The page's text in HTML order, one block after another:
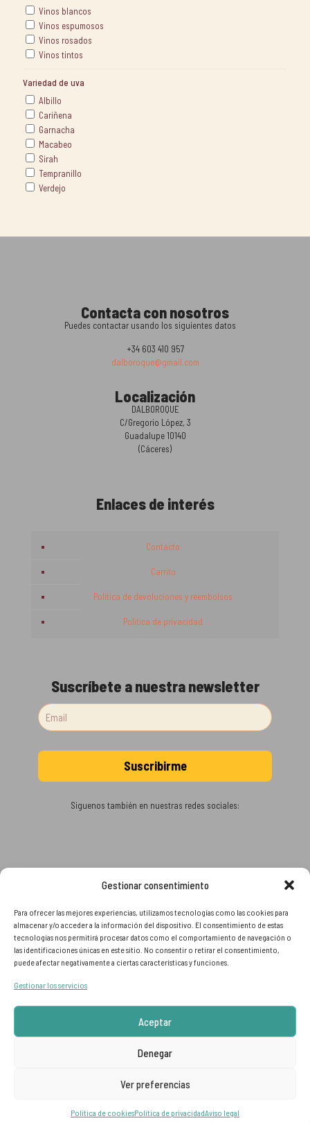
Gestionar consentimiento
Para ofrecer las mejores experiencias, utilizamos tecnologías como las cookies para
almacenar y/o acceder a la información del dispositivo. El consentimiento de estas
tecnologías nos permitirá procesar datos como el comportamiento de navegación o
las identificaciones únicas en este sitio. No consentir o retirar el consentimiento,
puede afectar negativamente a ciertas características y funciones.
Gestionar los servicios
Aceptar
Denegar
Ver preferencias
Política de cookiesPolítica de privacidadAviso legal
Vinos blancos
Vinos espumosos
Vinos rosados
Vinos tintos
Variedad de uva
Albillo
Cariñena
Garnacha
Macabeo
Sirah
Tempranillo
Verdejo
Contacta con nosotros
Puedes contactar usando los siguientes datos
+34 603 410 957
dalboroque@gmail.com
Localización
DALBOROQUE
C/Gregorio López, 3
Guadalupe 10140
(Cáceres)
Enlaces de interés
Contacto
Carrito
Política de devoluciones y reembolsos
Política de privacidad
Suscríbete a nuestra newsletter
Siguenos también en nuestras redes sociales:
Aceptamos: